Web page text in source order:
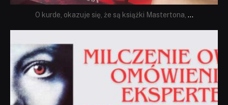
O kurde, okazuje się, że są książki Mastertona, ...